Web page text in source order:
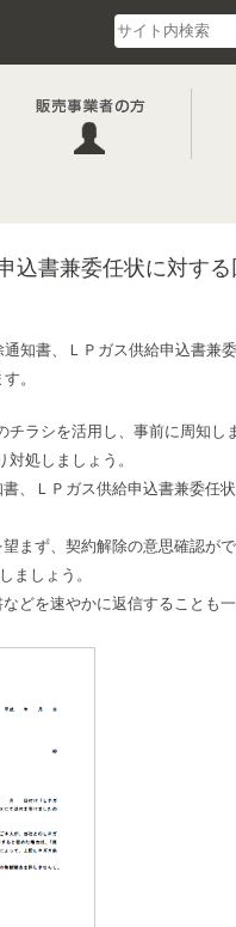
込書兼委任状に対する
知書、ＬＰガス供給申込書兼
。
ラシを活用し、事前に周知し
処しましょう。
、ＬＰガス供給申込書兼委任
まず、契約解除の意思確認が
ましょう。
どを速やかに返信することも